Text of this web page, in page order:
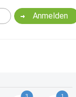
Anmelden